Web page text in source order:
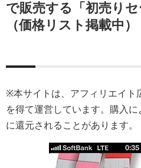
で販売する「初売り
（価格リスト掲載中）
※本サイトは、アフィリエイト
を得て運営しています。購入
に還元されることがあります。